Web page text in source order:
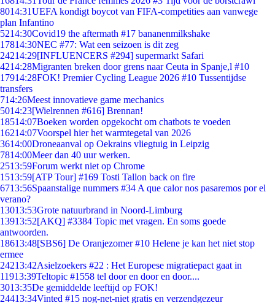
8014:31UEFA kondigt boycot van FIFA-competities aan vanwege
plan Infantino
5214:30Covid19 the aftermath #17 bananenmilkshake
17814:30NEC #77: Wat een seizoen is dit zeg
24214:29[INFLUENCERS #294] supermarkt Safari
4214:28Migranten breken door grens naar Ceuta in Spanje,l #10
17914:28FOK! Premier Cycling League 2026 #10 Tussentijdse
transfers
714:26Meest innovatieve game mechanics
5014:23[Wielrennen #616] Brennan!
18514:07Boeken worden opgekocht om chatbots te voeden
16214:07Voorspel hier het warmtegetal van 2026
3614:00Droneaanval op Oekrains vliegtuig in Leipzig
7814:00Meer dan 40 uur werken.
2513:59Forum werkt niet op Chrome
1513:59[ATP Tour] #169 Tosti Tallon back on fire
6713:56Spaanstalige nummers #34 A que calor nos pasaremos por el
verano?
13013:53Grote natuurbrand in Noord-Limburg
13913:52[AKQ] #3384 Topic met vragen. En soms goede
antwoorden.
18613:48[SBS6] De Oranjezomer #10 Helene je kan het niet stop
ermee
24213:42Asielzoekers #22 : Het Europese migratiepact gaat in
11913:39Teltopic #1558 tel door en door en door....
3013:35De gemiddelde leeftijd op FOK!
24413:34Vinted #15 nog-net-niet gratis en verzendgezeur